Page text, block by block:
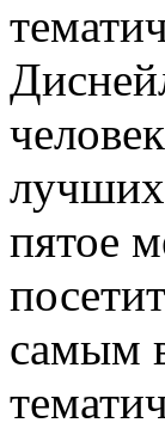
лучших
пятое
самым